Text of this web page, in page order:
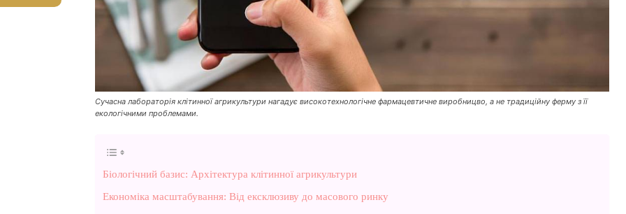
Сучасна лабораторія клітинної агрикультури нагадує високотехнологічне фармацевтичне виробницво, а не традиційну ферму з її
екологічними проблемами.
Біологічний базис: Архітектура клітинної агрикультури
Економіка масштабування: Від ексклюзиву до масового ринку